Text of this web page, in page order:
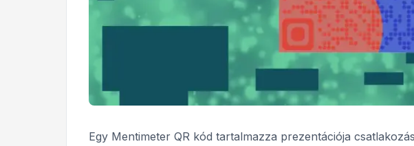
Egy Mentimeter QR kód tartalmazza prezentációja